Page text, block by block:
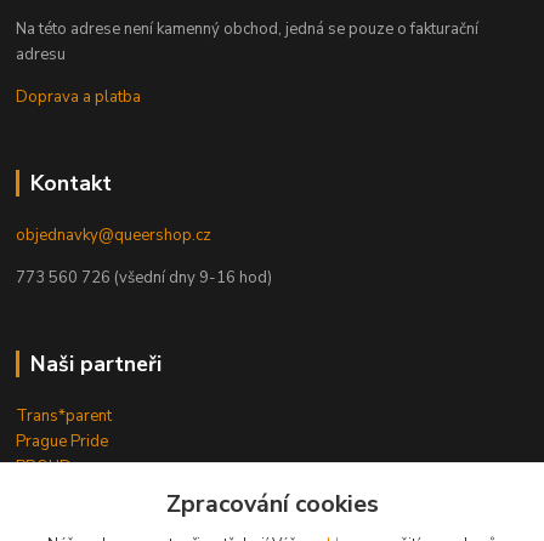
Na této adrese není kamenný obchod, jedná se pouze o fakturační
adresu
Doprava a platba
Kontakt
objednavky@queershop.cz
773 560 726 (všední dny 9-16 hod)
Naši partneři
Trans*parent
Prague Pride
PROUD
Zpracování cookies